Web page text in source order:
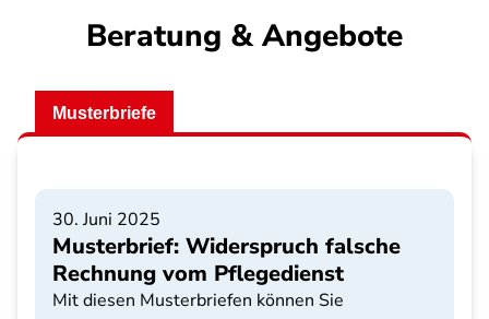
Beratung & Angebote
Musterbriefe
30. Juni 2025
Musterbrief: Widerspruch falsche
Rechnung vom Pflegedienst
Mit diesen Musterbriefen können Sie